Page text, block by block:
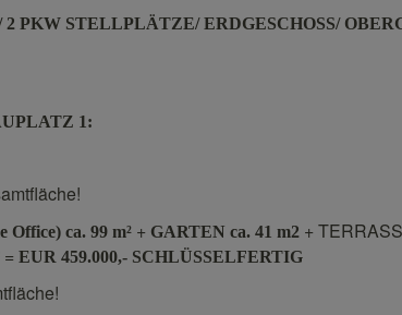
PKW STELLPLÄTZE/ ERDGESCHOSS/
1:
ca. 99 m² + GARTEN ca. 41 m2 +
= EUR 459.000,- SCHLÜSSELFERTIG